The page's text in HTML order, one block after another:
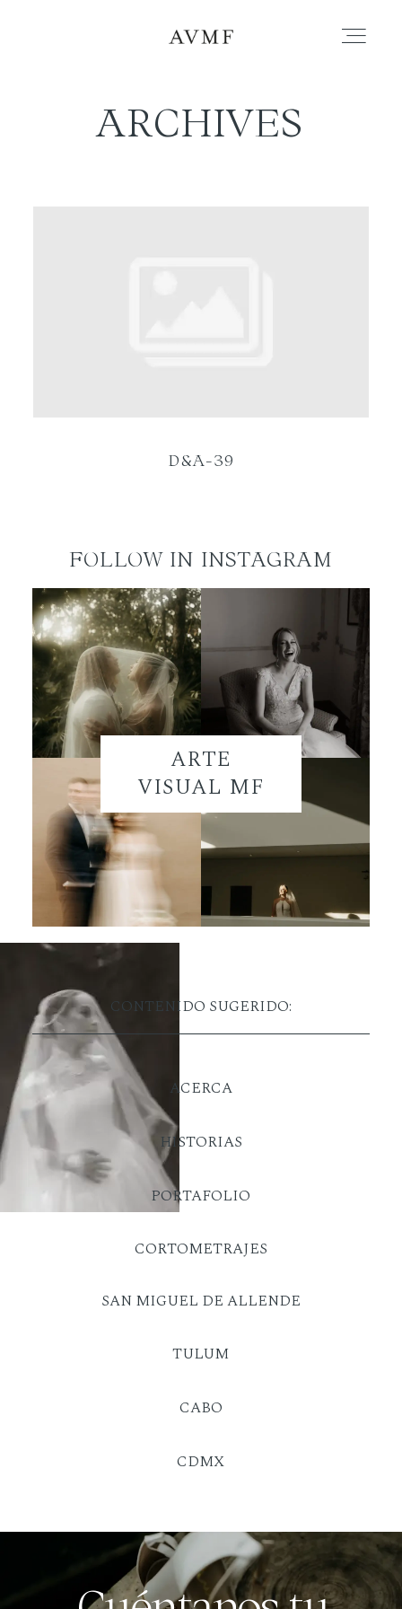
PORTAFOLIO
ARCHIVES
D&A-39
FOLLOW IN INSTAGRAM
ARTE
VISUAL MF
CONTENIDO SUGERIDO:
ACERCA
SAN MIGUEL DE ALLENDE
HISTORIAS
TULUM
PORTAFOLIO
CABO
CDMX
CORTOMETRAJES